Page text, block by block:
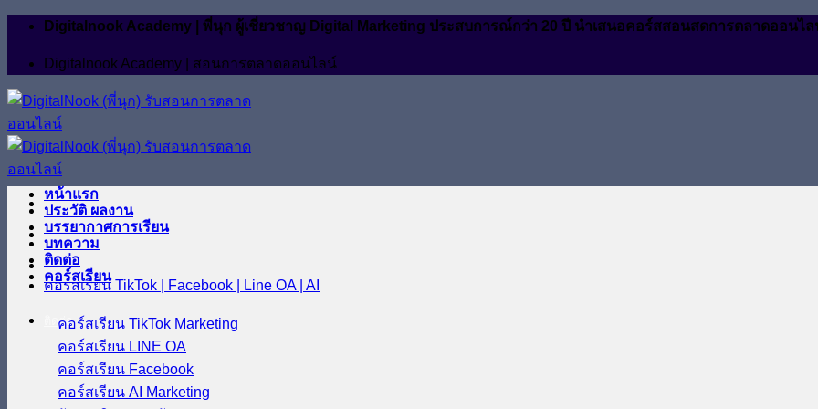
ข้าม
เนื้อหา
Digitalnook Academy | พี่นุก ผู้เชี่ยวชาญ Digital Marketing ประสบการณ์กว่า 20 ปี นำเสนอคอร์สสอนสดการตลาดออนไล
Digitalnook Academy | สอนการตลาดออนไลน์
คอร์สเรียน TikTok | Facebook | Line OA | AI
ติดต่อ
หน้าแรก
ประวัติ ผลงาน
บรรยากาศการเรียน
บทความ
ติดต่อ
คอร์สเรียน
คอร์สเรียน TikTok Marketing
คอร์สเรียน LINE OA
คอร์สเรียน Facebook
คอร์สเรียน AI Marketing